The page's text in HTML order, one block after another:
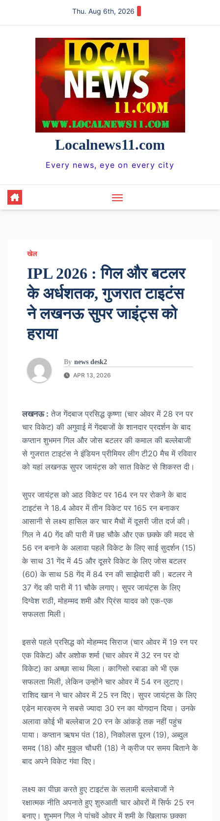
Thu. Aug 6th, 2026
Localnews11.com
Every news, eye on every city
खेल
IPL 2026 : गिल और बटलर
के अर्धशतक, गुजरात टाइटंस
ने लखनऊ सुपर जाइंट्स को
हराया
By news desk2
APR 13, 2026
लखनऊ : तेज गेंदबाज प्रसिद्ध कृष्णा (चार ओवर में 28 रन पर
चार विकेट) की अगुवाई में गेंदबाजों के शानदार प्रदर्शन के बाद
कप्तान शुभमन गिल और जोस बटलर की कमाल की बल्लेबाजी
से गुजरात टाइटंस ने इंडियन प्रीमियर लीग टी20 मैच में रविवार
को यहां लखनऊ सुपर जायंट्स को सात विकेट से शिकस्त दी।
सुपर जायंट्स को आठ विकेट पर 164 रन पर रोकने के बाद
टाइटंस ने 18.4 ओवर में तीन विकेट पर 165 रन बनाकर
आसानी से लक्ष्य हासिल कर चार मैचों में दूसरी जीत दर्ज की।
गिल ने 40 गेंद की पारी में छह चौके और एक छक्के की मदद से
56 रन बनाने के अलावा पहले विकेट के लिए साई सुदर्शन (15)
के साथ 31 गेंद में 45 और दूसरे विकेट के लिए जोस बटलर
(60) के साथ 58 गेंद में 84 रन की साझेदारी की। बटलर ने
37 गेंद की पारी में 11 चौके लगाए। सुपर जायंट्स के लिए
दिग्वेश राठी, मोहम्मद शमी और प्रिंस यादव को एक-एक
सफलता मिली।
इससे पहले प्रसिद्ध को मोहम्मद सिराज (चार ओवर में 19 रन पर
एक विकेट) और अशोक शर्मा (चार ओवर में 32 रन पर दो
विकेट) का अच्छा साथ मिला। कागिसो रबाडा को भी एक
सफलता मिली, लेकिन उन्होंने चार ओवर में 54 रन लुटाए।
राशिद खान ने चार ओवर में 25 रन दिए। सुपर जायंट्स के लिए
एडेन मारक्रम ने सबसे ज्यादा 30 रन का योगदान दिया। उनके
अलावा कोई भी बल्लेबाज 20 रन के आंकड़े तक नहीं पहुंच
पाया। कप्तान ऋषभ पंत (18), निकोलस पूरन (19), अब्दुल
समद (18) और मुकुल चौधरी (18) ने क्रीज पर समय बिताने के
बाद अपने विकेट गंवा दिए।
लक्ष्य का पीछा करते हुए टाइटंस के सलामी बल्लेबाजों ने
रक्षात्मक नीति अपनाते हुए शुरुआती चार ओवरों में सिर्फ 25 रन
बनाए। शुभमन गिल ने पांचवें ओवर में शमी के खिलाफ छक्का